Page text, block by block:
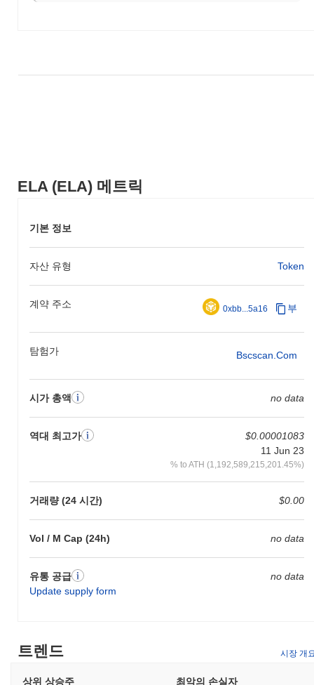
ELA (ELA) 메트릭
기본 정보
자산 유형 Token
계약 주소 0xbb...5a16 부
탐험가 Bscscan.com
시가 총액 no data
역대 최고가
$0.00001083
11 Jun 23
% to ATH (1,192,589,215,201.45%)
거래량 (24 시간) $0.00
Vol / M Cap (24h) no data
유통 공급
Update supply form
no data
트렌드 시장 개
상위 상승주 최악의 손실자